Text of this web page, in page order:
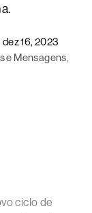
dez 16, 2023
e Mensagens
ciclo de